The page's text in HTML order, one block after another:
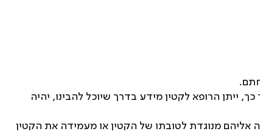
ייתן הרופא לקטין מידע בדרך שיוכל להבינו, יהיה
אליהם מנוגדת לטובתו של הקטין או מעמידה את הקטין